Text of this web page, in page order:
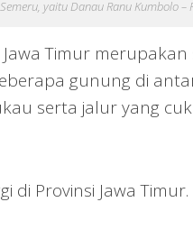
yaitu Danau Ranu Kumbolo
Timur
gunung di
serta jalur yang
di Provinsi Jawa Timur.